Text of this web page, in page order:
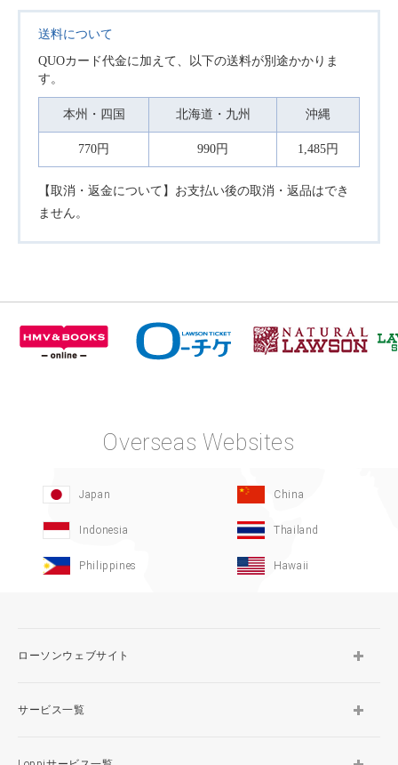
送料について
QUOカード代金に加えて、以下の送料が別途かかりま
す。
本州・四国 北海道・九州 沖縄
770円 990円 1,485円
【取消・返金について】お支払い後の取消・返品はでき
ません。
Overseas Websites
Japan China
Indonesia Thailand
Philippines Hawaii
ローソンウェブサイト
サービス一覧